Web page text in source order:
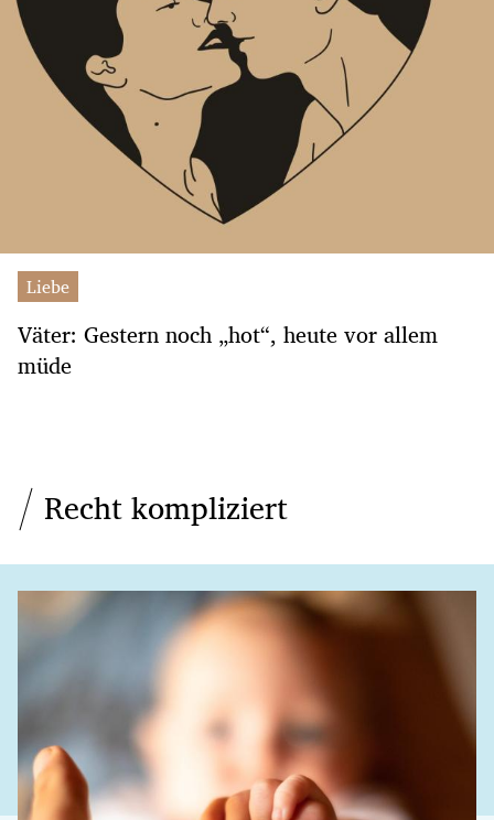
Liebe
Väter: Gestern noch „hot“, heute vor allem
müde
Recht kompliziert